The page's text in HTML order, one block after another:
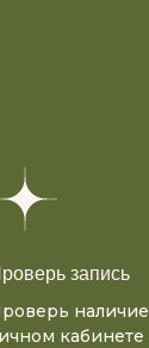
запись
кабинете